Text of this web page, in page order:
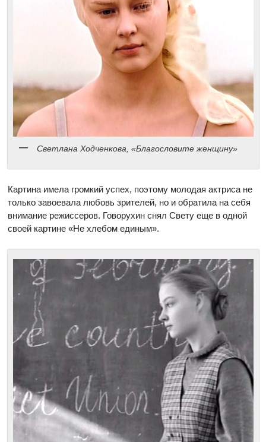
Светлана Ходченкова, «Благословите женщину»
Картина имела громкий успех, поэтому молодая актриса не
только завоевала любовь зрителей, но и обратила на себя
внимание режиссеров. Говорухин снял Свету еще в одной
своей картине «Не хлебом единым».